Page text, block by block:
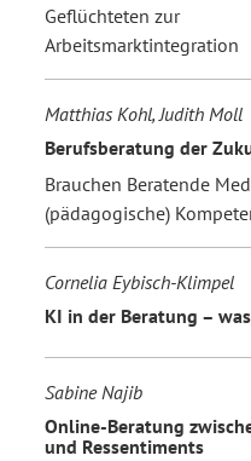
Geflüchteten zur
Arbeitsmarktintegration
Matthias Kohl, Judith Moll
Berufsberatung der
Brauchen Beratende
(pädagogische)
Cornelia Eybisch-Klimpel
KI in der Beratung –
Sabine Najib
Online-Beratung
und Ressentiments